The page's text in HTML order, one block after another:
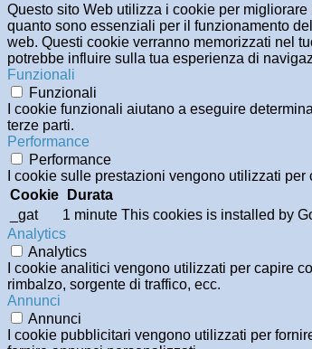
Questo sito Web utilizza i cookie per
quanto sono essenziali per il funzionamento
web. Questi cookie verranno memorizzati nel
potrebbe influire sulla tua esperienza di
Funzionali
Funzionali
I cookie funzionali aiutano a eseguire
terze parti.
Performance
Performance
I cookie sulle prestazioni vengono utilizzati
Cookie
Durata
_gat
1 minute This cookies is installed by
Analytics
Analytics
I cookie analitici vengono utilizzati per capire
rimbalzo, sorgente di traffico, ecc.
Annunci
Annunci
I cookie pubblicitari vengono utilizzati per